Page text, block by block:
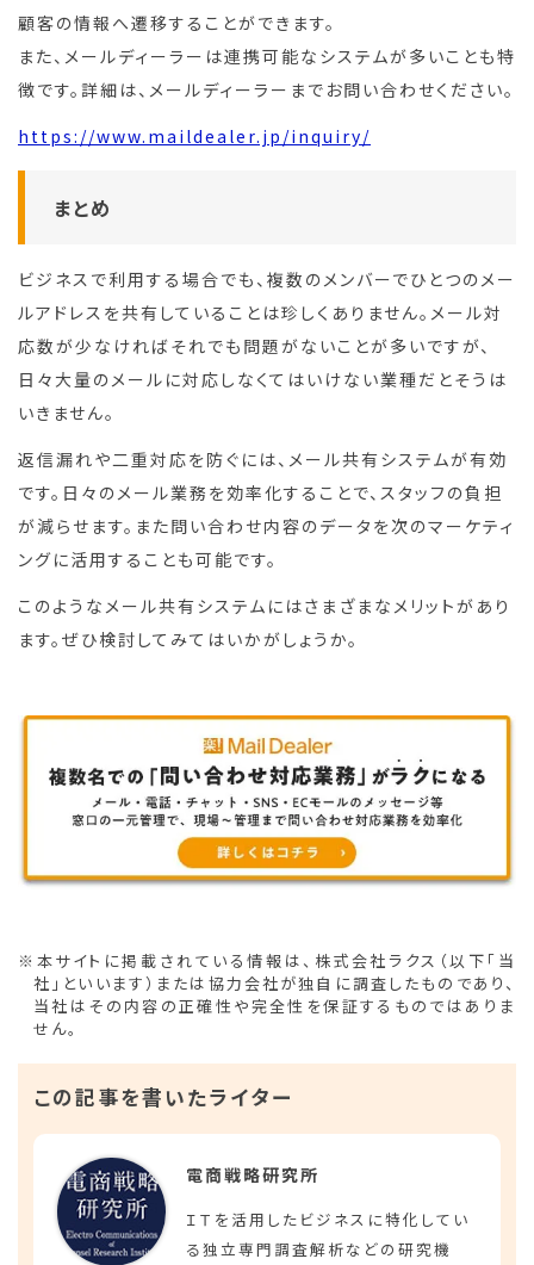
顧客の情報へ遷移することができます。
また、メールディーラーは連携可能なシステムが多いことも特
徴です。詳細は、メールディーラーまでお問い合わせください。
https://www.maildealer.jp/inquiry/
まとめ
ビジネスで利用する場合でも、複数のメンバーでひとつのメー
ルアドレスを共有していることは珍しくありません。メール対
応数が少なければそれでも問題がないことが多いですが、
日々大量のメールに対応しなくてはいけない業種だとそうは
いきません。
返信漏れや二重対応を防ぐには、メール共有システムが有効
です。日々のメール業務を効率化することで、スタッフの負担
が減らせます。また問い合わせ内容のデータを次のマーケティ
ングに活用することも可能です。
このようなメール共有システムにはさまざまなメリットがあり
ます。ぜひ検討してみてはいかがしょうか。
※本サイトに掲載されている情報は、株式会社ラクス（以下「当
社」といいます）または協力会社が独自に調査したものであり、
当社はその内容の正確性や完全性を保証するものではありま
せん。
この記事を書いたライター
電商戦略研究所
ＩＴを活用したビジネスに特化してい
る独立専門調査解析などの研究機